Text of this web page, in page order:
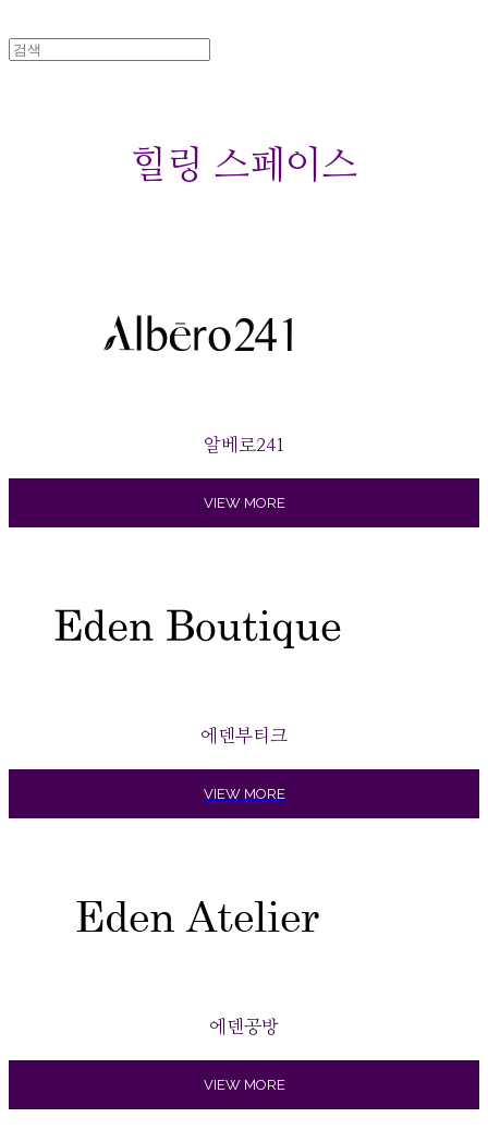
힐링 스페이스
알베로241
VIEW MORE
에덴부티크
VIEW MORE
에덴공방
VIEW MORE